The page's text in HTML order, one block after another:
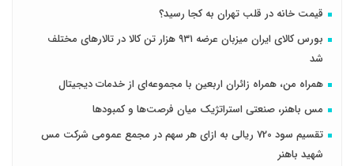
قیمت خانه در قلب تهران به کجا رسید؟
بورس کالای ایران میزبان عرضه ۹۳۱ هزار تن کالا در تالارهای مختلف
شد
همراه من، همراه زائران اربعین با مجموعه‌ای از خدمات دیجیتال
مس باهنر، صنعتی استراتژیک میان فرصت‌ها و کمبودها
تقسیم سود 720 ریالی به ازای هر سهم در مجمع عمومی شرکت مس
شهید باهنر